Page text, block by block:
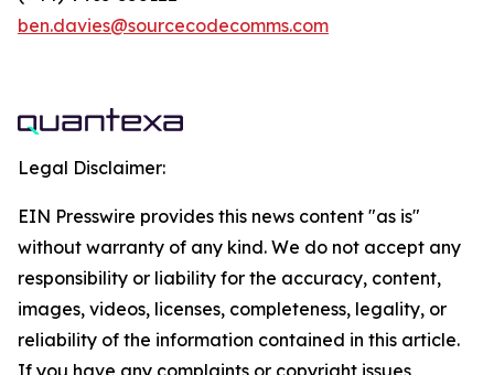
ben.davies@sourcecodecomms.com
Legal Disclaimer:
EIN Presswire provides this news content "as is"
without warranty of any kind. We do not accept any
responsibility or liability for the accuracy, content,
images, videos, licenses, completeness, legality, or
reliability of the information contained in this article.
If you have any complaints or copyright issues